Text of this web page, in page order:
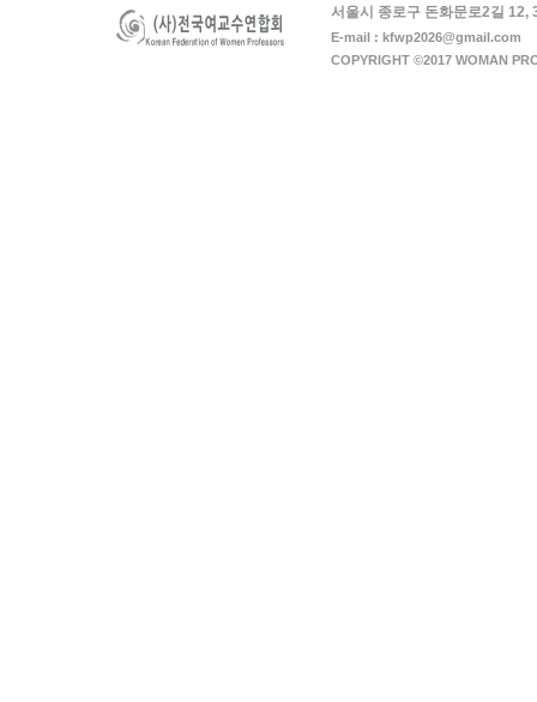
서울시 종로구 돈화문로2길 12,
E-mail : kfwp2026@gmail.com
COPYRIGHT ©2017 WOMAN